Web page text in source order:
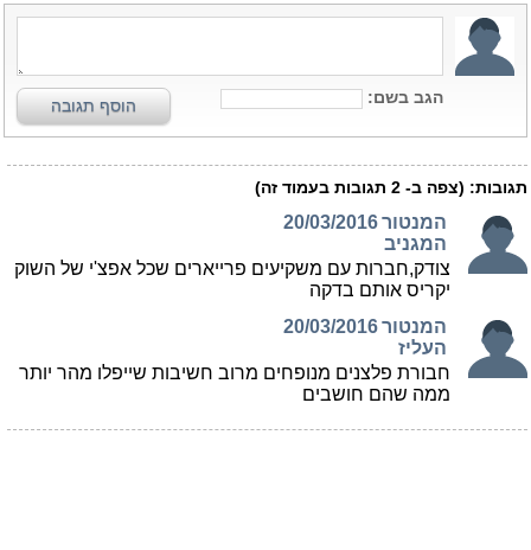
הגב בשם: הוסף תגובה
תגובות: (צפה ב- 2 תגובות בעמוד זה)
המנטור
המגניב
20/03/2016
צודק,חברות עם משקיעים פרייארים שכל אפצ'י של השוק
יקריס אותם בדקה
המנטור
העליז
20/03/2016
חבורת פלצנים מנופחים מרוב חשיבות שייפלו מהר יותר
ממה שהם חושבים